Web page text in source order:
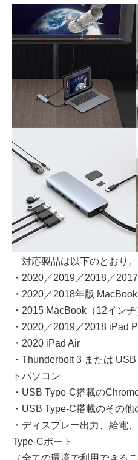
対応製品は以下のとおり。
・2020／2019／2018／
・2020／2018年版
・2015 MacBook（12インチ
・2020／2019／2018 iPad
・2020 iPad Air
・Thunderbolt 3 または
トパソコン
・USB Type-C搭載の
・USB Type-C搭載のその他
・ディスプレー出力、給電
Type-Cポート
（全ての環境で利用できる